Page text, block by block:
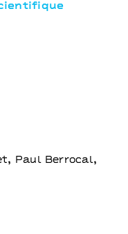
Paul Berrocal,